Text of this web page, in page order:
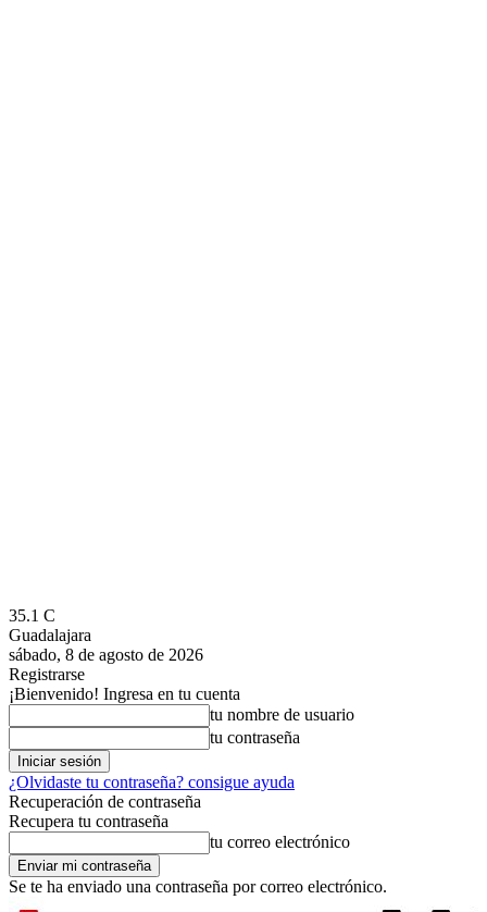
35.1 C
Guadalajara
sábado, 8 de agosto de 2026
Registrarse
¡Bienvenido! Ingresa en tu cuenta
tu nombre de usuario
tu contraseña
¿Olvidaste tu contraseña? consigue ayuda
Recuperación de contraseña
Recupera tu contraseña
tu correo electrónico
Se te ha enviado una contraseña por correo electrónico.